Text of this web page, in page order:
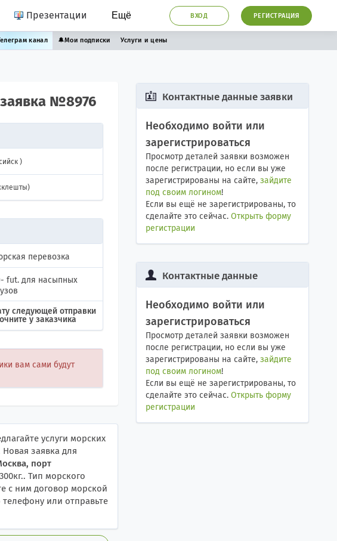
Презентации Ещё ВХОД РЕГИСТРАЦИЯ
канал 🔔Мои подписки Услуги и цены
№8976
)
перевозка
fut. для насыпных
следующей отправки
у заказчика
вам сами будут
услуги морских
заявка для
порт
Тип морского
с ним договор морской
или отправьте
Контактные данные заявки
Необходимо войти или
зарегистрироваться
Просмотр деталей заявки возможен
после регистрации, но если вы уже
зарегистрированы на сайте, зайдите
под своим логином!
Если вы ещё не зарегистрированы, то
сделайте это сейчас. Открыть форму
регистрации
Контактные данные
Необходимо войти или
зарегистрироваться
Просмотр деталей заявки возможен
после регистрации, но если вы уже
зарегистрированы на сайте, зайдите
под своим логином!
Если вы ещё не зарегистрированы, то
сделайте это сейчас. Открыть форму
регистрации